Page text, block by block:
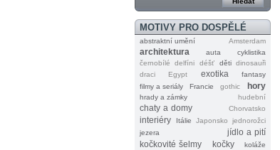
MOTIVY PRO DOSPĚLÉ
abstraktní umění Amsterdam
architektura auta
cyklistika
černobílé
delfíni déšť děti dinosauři
draci
Egypt exotika
fantasy
filmy a seriály
Francie gothic hory
hrady a zámky hudební
chaty a domy Chorvatsko
interiéry Itálie Japonsko
jednorožci
jezera
jídlo a pití
kočkovité šelmy
kočky
koláže